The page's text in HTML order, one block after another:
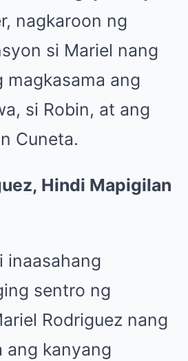
nagkaroon ng
si Mariel nang
magkasama ang
si Robin, at ang
Cuneta.
Hindi Mapigilan
inaasahang
sentro ng
Rodriguez nang
ang kanyang